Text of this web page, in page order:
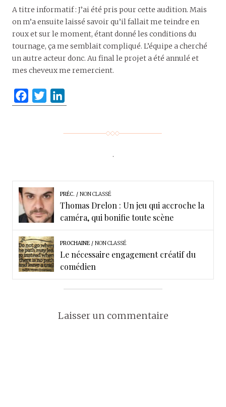
A titre informatif : J’ai été pris pour cette audition. Mais
on m’a ensuite laissé savoir qu’il fallait me teindre en
roux et sur le moment, étant donné les conditions du
tournage, ça me semblait compliqué. L’équipe a cherché
un autre acteur donc. Au final le projet a été annulé et
mes cheveux me remercient.
o
k
r
I
n
.
PRÉC. NON CLASSÉ
Thomas Drelon : Un jeu qui accroche la
caméra, qui bonifie toute scène
PROCHAINE NON CLASSÉ
Le nécessaire engagement créatif du
comédien
Laisser un commentaire